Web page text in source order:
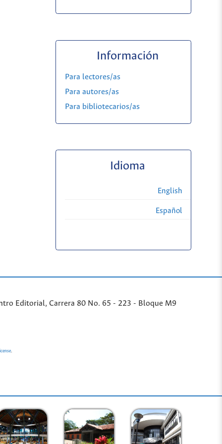
Información
Para lectores/as
Para autores/as
Para bibliotecarios/as
Idioma
English
Español
Editorial, Carrera 80 No. 65 - 223 - Bloque M9
.